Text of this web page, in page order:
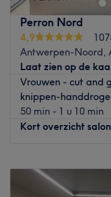
Perron Nord
4,9
Antwerpen-Noord,
Laat zien op de
Vrouwen - cut and
knippen-
50 min - 1 u 10 min
Kort overzicht
Dinsdag
Woensdag